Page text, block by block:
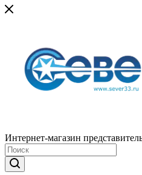
Интернет-магазин